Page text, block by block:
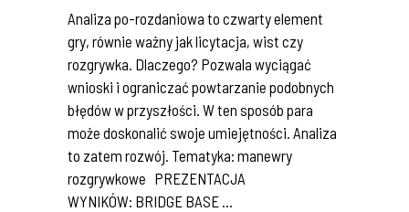
Analiza po-rozdaniowa to czwarty element
gry, równie ważny jak licytacja, wist czy
rozgrywka. Dlaczego? Pozwala wyciągać
wnioski i ograniczać powtarzanie podobnych
błędów w przyszłości. W ten sposób para
może doskonalić swoje umiejętności. Analiza
to zatem rozwój. Tematyka: manewry
rozgrywkowe PREZENTACJA
WYNIKÓW: BRIDGE BASE